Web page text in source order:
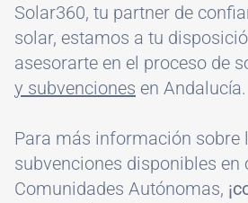
Solar360, tu partner de
solar, estamos a tu
asesorarte en el proceso de
y subvenciones en Andalucía.
Para más información sobre
subvenciones disponibles en
Comunidades Autónomas,